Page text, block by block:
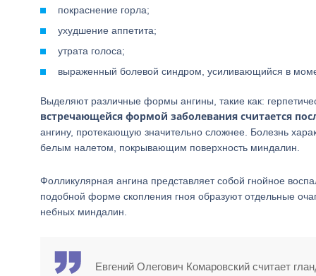
покраснение горла;
ухудшение аппетита;
утрата голоса;
выраженный болевой синдром, усиливающийся в
Выделяют различные формы ангины, такие как:
встречающейся формой заболевания считается
ангину, протекающую значительно сложнее. Болезнь
белым налетом, покрывающим поверхность миндалин.
Фолликулярная ангина представляет собой гнойное
подобной форме скопления гноя образуют отдельные
небных миндалин.
Евгений Олегович Комаровский считает